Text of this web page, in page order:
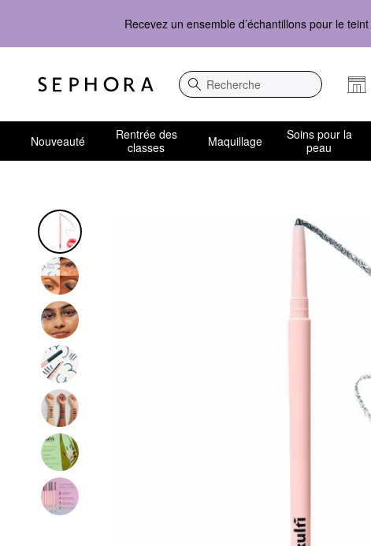
Recevez un ensemble d’échantillons pour le teint
Recherche
Nouveauté
Rentrée des
classes
Maquillage
Soins pour la
peau